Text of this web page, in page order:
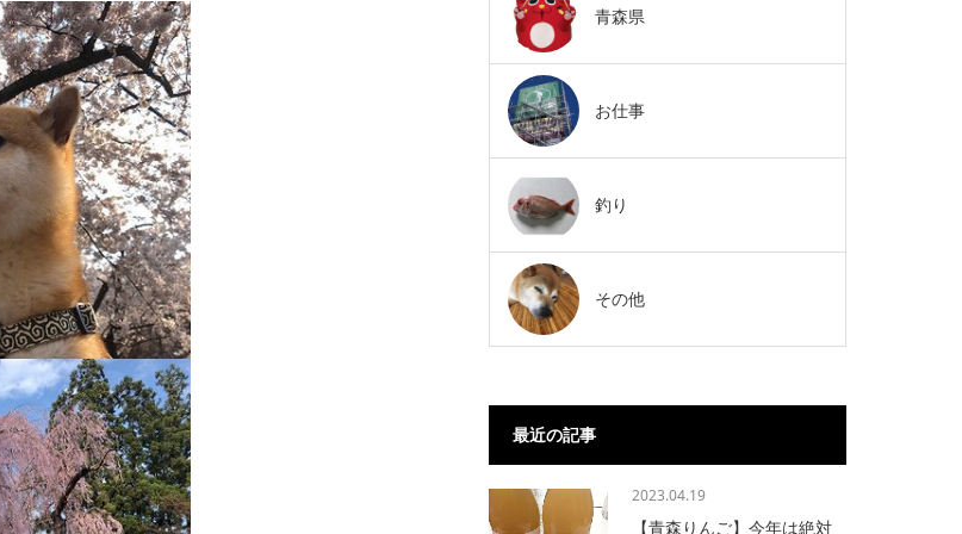
青森県
お仕事
釣り
その他
最近の記事
2023.04.19
【青森りんご】今年は絶対